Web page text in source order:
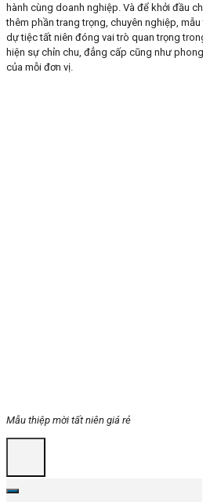
hành cùng doanh nghiệp. Và để khởi đầu
thêm phần trang trọng, chuyên nghiệp,
dự tiệc tất niên đóng vai trò quan trọng
hiện sự chỉn chu, đẳng cấp cũng như
của mỗi đơn vị.
Mẫu thiệp mời tất niên giá rẻ